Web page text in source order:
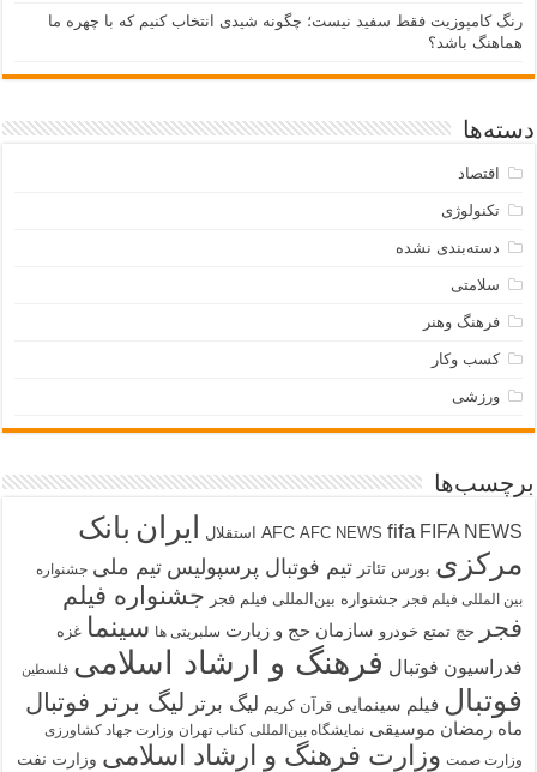
رنگ کامپوزیت فقط سفید نیست؛ چگونه شیدی انتخاب کنیم که با چهره ما
هماهنگ باشد؟
دسته‌ها
اقتصاد
تکنولوژی
دسته‌بندی نشده
سلامتی
فرهنگ وهنر
کسب وکار
ورزشی
برچسب‌ها
AFC AFC NEWS fifa FIFA NEWS استقلال ایران بانک
مرکزی بورس تئاتر تیم فوتبال پرسپولیس تیم ملی جشنواره
بین المللی فیلم فجر جشنواره بین‌المللی فیلم فجر جشنواره فیلم
فجر
حج تمتع خودرو سازمان حج و زیارت سلبریتی ها سینما غزه
فدراسیون فوتبال فرهنگ و ارشاد اسلامی فلسطین
فوتبال فیلم سینمایی قرآن کریم لیگ برتر لیگ برتر فوتبال
ماه رمضان موسیقی نمایشگاه بین‌المللی کتاب تهران وزارت جهاد کشاورزی
وزارت صمت وزارت فرهنگ و ارشاد اسلامی وزارت نفت